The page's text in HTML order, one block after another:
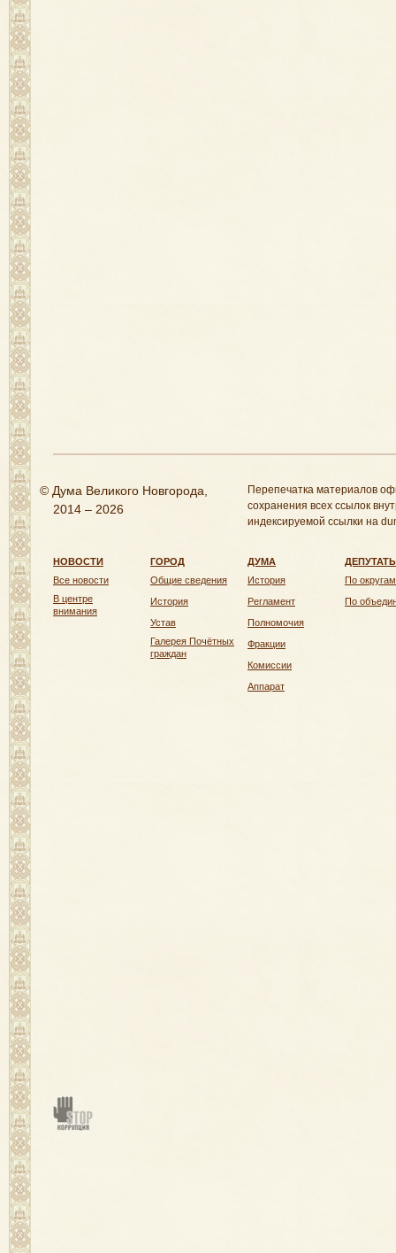
© Дума Великого Новгорода,
2014 – 2026
Перепечатка материалов
сохранения всех ссылок
индексируемой ссылки на
НОВОСТИ
Все новости
В центре
внимания
ГОРОД
Общие сведения
История
Устав
Галерея Почётных
граждан
ДУМА
История
Регламент
Полномочия
Фракции
Комиссии
Аппарат
По округам
По